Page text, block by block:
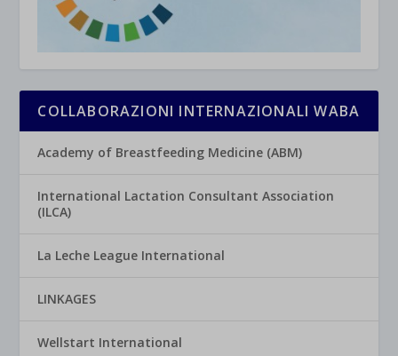
COLLABORAZIONI INTERNAZIONALI WABA
Academy of Breastfeeding Medicine (ABM)
International Lactation Consultant Association
(ILCA)
La Leche League International
LINKAGES
Wellstart International